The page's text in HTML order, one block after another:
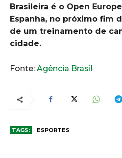
Brasileira é o Open
Espanha, no próximo fim
de um treinamento de
cidade.
Fonte: Agência Brasil
TAGS: ESPORTES